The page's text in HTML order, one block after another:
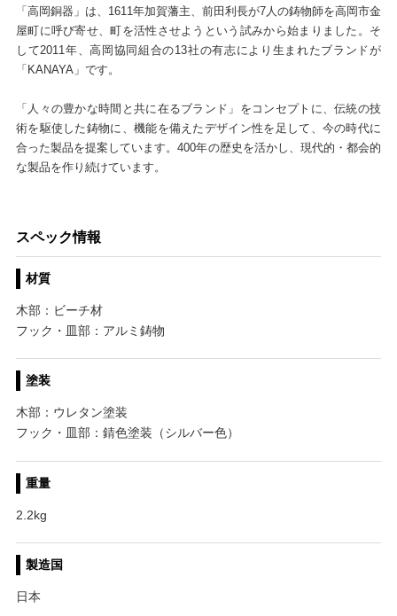
「高岡銅器」は、1611年加賀藩主、前田利長が7人の鋳物師を高岡市金
屋町に呼び寄せ、町を活性させようという試みから始まりました。そ
して2011年、高岡協同組合の13社の有志により生まれたブランドが
「KANAYA」です。
「人々の豊かな時間と共に在るブランド」をコンセプトに、伝統の技
術を駆使した鋳物に、機能を備えたデザイン性を足して、今の時代に
合った製品を提案しています。400年の歴史を活かし、現代的・都会的
な製品を作り続けています。
スペック情報
材質
木部：ビーチ材
フック・皿部：アルミ鋳物
塗装
木部：ウレタン塗装
フック・皿部：錆色塗装（シルバー色）
重量
2.2kg
製造国
日本